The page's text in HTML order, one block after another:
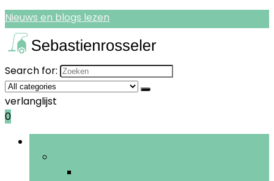
Nieuws en blogs lezen
Search for:
verlanglijst
0